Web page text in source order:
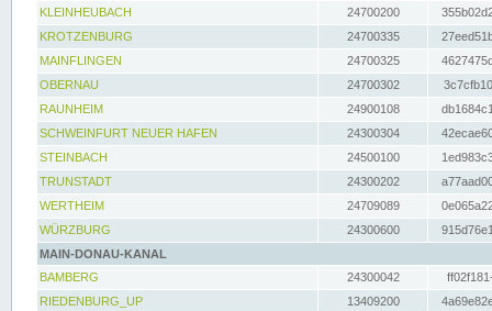
KLEINHEUBACH 24700200
KROTZENBURG
24700335
MAINFLINGEN
24700325
OBERNAU
24700302
RAUNHEIM
24900108
SCHWEINFURT NEUER HAFEN
24300304
STEINBACH
24500100
TRUNSTADT
24300202
WERTHEIM
24709089
WÜRZBURG
24300600
MAIN-DONAU-KANAL
BAMBERG
24300042
RIEDENBURG_UP
13409200